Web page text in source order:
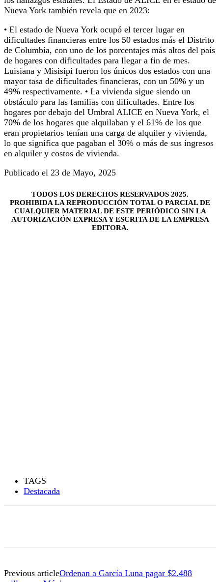
Nueva York también revela que en 2023:
• El estado de Nueva York ocupó el tercer lugar en
dificultades financieras entre los 50 estados más el Distrito
de Columbia, con uno de los porcentajes más altos del país
de hogares con dificultades para llegar a fin de mes.
Luisiana y Misisipi fueron los únicos dos estados con una
mayor tasa de dificultades financieras, con un 50% y un
49% respectivamente. • La vivienda sigue siendo un
obstáculo para las familias con dificultades. Entre los
hogares por debajo del Umbral ALICE en Nueva York, el
70% de los hogares que alquilaban y el 61% de los que
eran propietarios tenían una carga de alquiler y vivienda,
lo que significa que pagaban el 30% o más de sus ingresos
en alquiler y costos de vivienda.
Publicado el 23 de Mayo, 2025
TODOS LOS DERECHOS RESERVADOS 2025.
PROHIBIDA LA REPRODUCCIÓN TOTAL O PARCIAL DE
CUALQUIER MATERIAL DE ESTE PERIÓDICO SIN LA
AUTORIZACIÓN EXPRESA Y ESCRITA DE LA EMPRESA
EDITORA.
TAGS
Destacada
Previous articleOrdenan a García Luna pagar $2.488